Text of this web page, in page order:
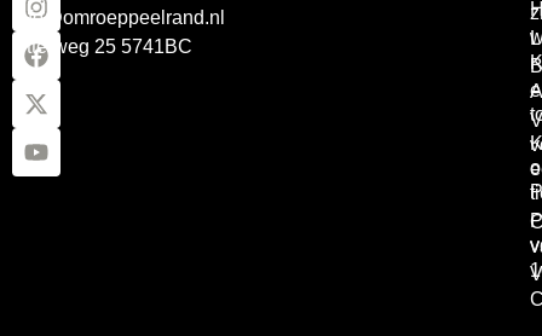
info@omroeppeelrand.nl
Otterweg 25 5741BC